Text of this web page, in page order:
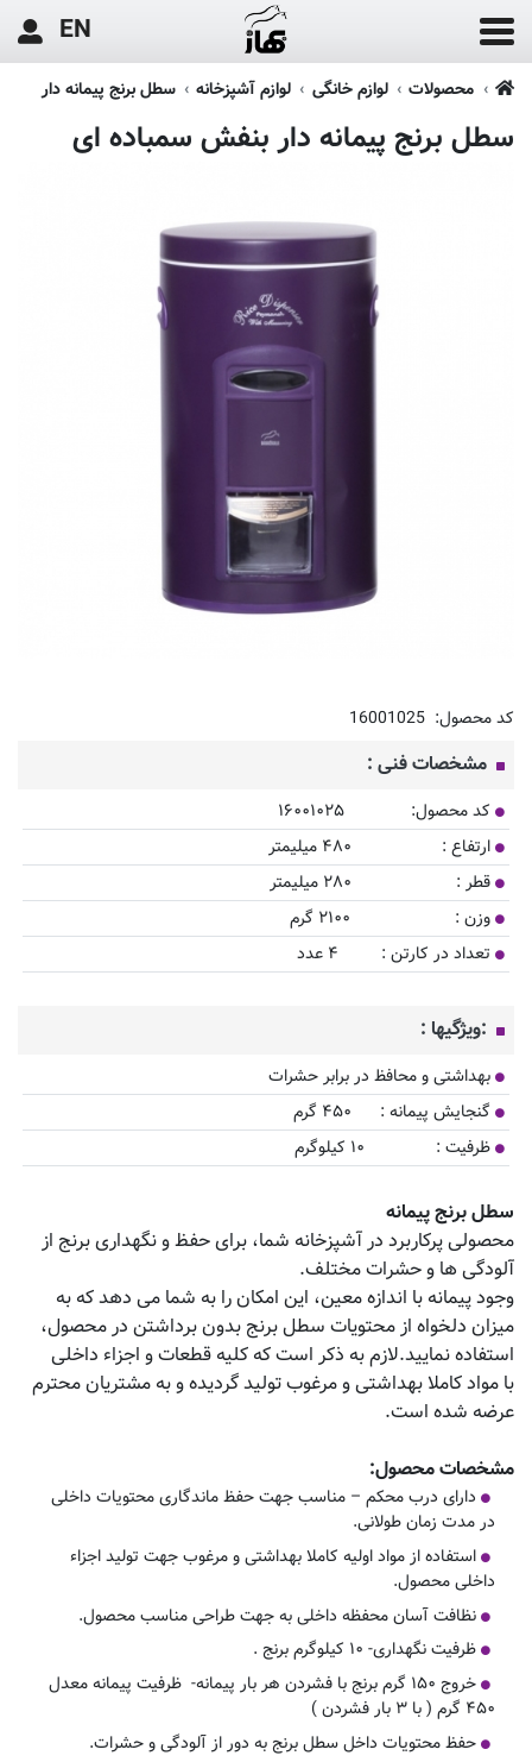
EN
محصولات لوازم خانگی لوازم آشپزخانه سطل برنج پیمانه دار
سطل برنج پیمانه دار بنفش سمباده ای
کد محصول: 16001025
مشخصات فنی :
کد محصول: ۱۶۰۰۱۰۲۵
ارتفاع : ۴۸۰ میلیمتر
قطر : ۲۸۰ میلیمتر
وزن : ۲۱۰۰ گرم
تعداد در کارتن : ۴ عدد
:ویژگیها :
بهداشتی و محافظ در برابر حشرات
گنجایش پیمانه : ۴۵۰ گرم
ظرفیت : ۱۰ کیلوگرم
سطل برنج پیمانه
محصولی پرکاربرد در آشپزخانه شما، برای حفظ و نگهداری برنج از
آلودگی ها و حشرات مختلف.
وجود پیمانه با اندازه معین، این امکان را به شما می دهد که به
میزان دلخواه از محتویات سطل برنج بدون برداشتن در محصول،
استفاده نمایید.لازم به ذکر است که کلیه قطعات و اجزاء داخلی
با مواد کاملا بهداشتی و مرغوب تولید گردیده و به مشتریان محترم
عرضه شده است.
مشخصات محصول:
دارای درب محکم – مناسب جهت حفظ ماندگاری محتویات داخلی
در مدت زمان طولانی.
استفاده از مواد اولیه کاملا بهداشتی و مرغوب جهت تولید اجزاء
داخلی محصول.
نظافت آسان محفظه داخلی به جهت طراحی مناسب محصول.
ظرفیت نگهداری- ۱۰ کیلوگرم برنج .
خروج ۱۵۰ گرم برنج با فشردن هر بار پیمانه- ظرفیت پیمانه معدل
۴۵۰ گرم ( با ۳ بار فشردن )
حفظ محتویات داخل سطل برنج به دور از آلودگی و حشرات.